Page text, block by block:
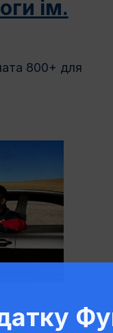
ім.
800+ для